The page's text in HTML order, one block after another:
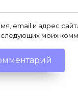
email и адрес
моих